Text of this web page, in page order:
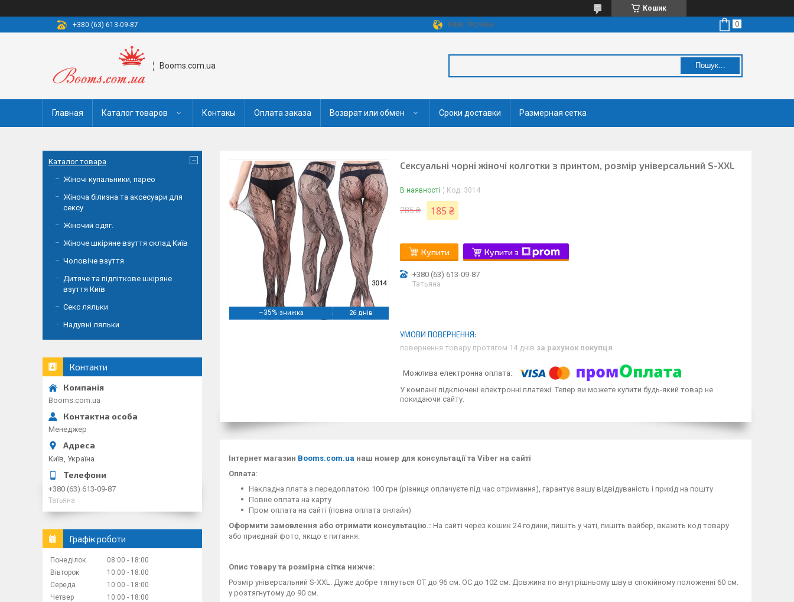
Кошик
+380 (63) 613-09-87
Київ, Україна
Booms.com.ua Пошук...
Главная Каталог товаров Контакы Оплата заказа Возврат или обмен Сроки доставки Размерная сетка
–35% 26 днів
Сексуальні чорні жіночі колготки з принтом, розмір універсальний S-XХL
В наявності Код: 3014
285 ₴ 185 ₴
Купити Купити з
+380 (63) 613-09-87
Татьяна
повернення товару протягом 14 днів за рахунок покупця
У компанії підключені електронні платежі. Тепер ви можете купити будь-який товар не
покидаючи сайту.
Інтернет магазин Booms.com.ua наш номер для консультації та Viber на сайті
Оплата:
Накладна плата з передоплатою 100 грн (різниця оплачуєте під час отримання), гарантує вашу відвідуваність і прихід на пошту
Повне оплата на карту
Пром оплата на сайті (повна оплата онлайн)
Оформити замовлення або отримати консультацію.: На сайті через кошик 24 години, пишіть у чаті, пишіть вайбер, вкажіть код товару
або приєднай фото, якщо є питання.
Опис товару та розмірна сітка нижче:
Розмір універсальний S-XXL. Дуже добре тягнуться ОТ до 96 см. ОС до 102 см. Довжина по внутрішньому шву в спокійному положенні 60 см.
у розтягнутому до 90 см.
Каталог товара
Жіночі купальники, парео
Жіноча білизна та аксесуари для
сексу
Жіночий одяг.
Жіноче шкіряне взуття склад Київ
Чоловіче взуття
Дитяче та підліткове шкіряне
взуття Київ
Секс ляльки
Надувні ляльки
Контакти
Booms.com.ua
Менеджер
Київ, Україна
+380 (63) 613-09-87
Татьяна
Графік роботи
Понеділок 08:00
18:00
Вівторок
10:00
18:00
Середа
10:00
18:00
Четвер
10:00
18:00